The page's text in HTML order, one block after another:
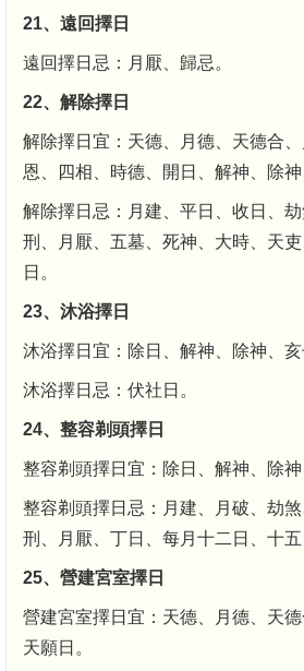
21、遠回擇日
遠回擇日忌：月厭、歸忌。
22、解除擇日
解除擇日宜：天德、月德、天德合
恩、四相、時德、開日、解神、除神
解除擇日忌：月建、平日、收日、
刑、月厭、五墓、死神、大時、天
日。
23、沐浴擇日
沐浴擇日宜：除日、解神、除神、亥
沐浴擇日忌：伏社日。
24、整容剃頭擇日
整容剃頭擇日宜：除日、解神、除神
整容剃頭擇日忌：月建、月破、劫
刑、月厭、丁日、每月十二日、十五
25、營建宮室擇日
營建宮室擇日宜：天德、月德、天德
天願日。